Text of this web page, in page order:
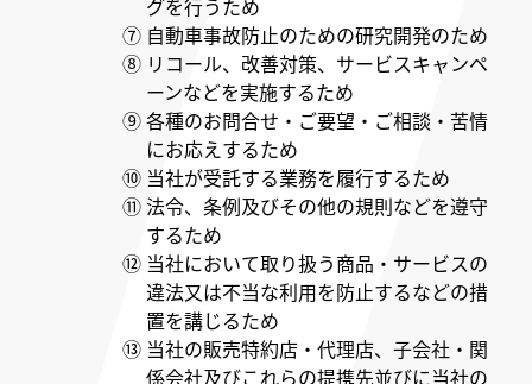
⑦ 自動車事故防止のための研究開発のため
⑧ リコール、改善対策、サービスキャンペ
ーンなどを実施するため
⑨ 各種のお問合せ・ご要望・ご相談・苦情
にお応えするため
⑩ 当社が受託する業務を履行するため
⑪ 法令、条例及びその他の規則などを遵守
するため
⑫ 当社において取り扱う商品・サービスの
違法又は不当な利用を防止するなどの措
置を講じるため
⑬ 当社の販売特約店・代理店、子会社・関
係会社及びこれらの提携先並びに当社の